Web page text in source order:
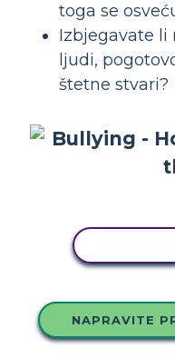
toga se
Izbjegavate li
ljudi,
štetne stvari?
NAPRAVITE